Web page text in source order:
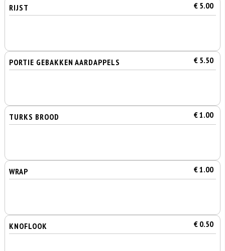
RIJST € 5.00
PORTIE GEBAKKEN AARDAPPELS € 5.50
TURKS BROOD € 1.00
WRAP € 1.00
KNOFLOOK € 0.50